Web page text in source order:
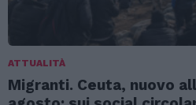
ATTUALITÀ
Migranti. Ceuta, nuovo